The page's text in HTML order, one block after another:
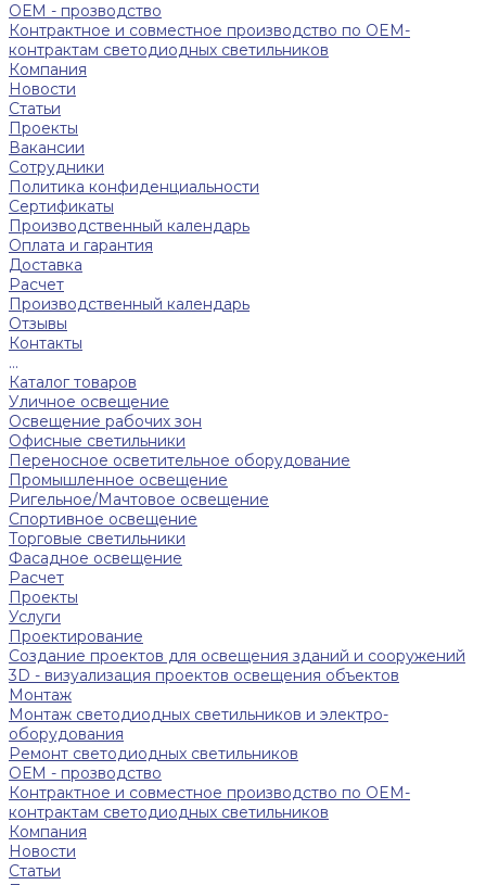
ОЕМ - прозводство
Контрактное и совместное производство по OEM-
контрактам светодиодных светильников
Компания
Новости
Статьи
Проекты
Вакансии
Сотрудники
Политика конфиденциальности
Сертификаты
Производственный календарь
Оплата и гарантия
Доставка
Расчет
Производственный календарь
Отзывы
Контакты
...
Каталог товаров
Уличное освещение
Освещение рабочих зон
Офисные светильники
Переносное осветительное оборудование
Промышленное освещение
Ригельное/Мачтовое освещение
Спортивное освещение
Торговые светильники
Фасадное освещение
Расчет
Проекты
Услуги
Проектирование
Создание проектов для освещения зданий и сооружений
3D - визуализация проектов освещения объектов
Монтаж
Монтаж светодиодных светильников и электро-
оборудования
Ремонт светодиодных светильников
ОЕМ - прозводство
Контрактное и совместное производство по OEM-
контрактам светодиодных светильников
Компания
Новости
Статьи